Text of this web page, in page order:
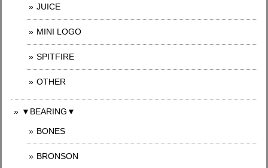
JUICE
MINI LOGO
SPITFIRE
OTHER
▼BEARING▼
BONES
BRONSON